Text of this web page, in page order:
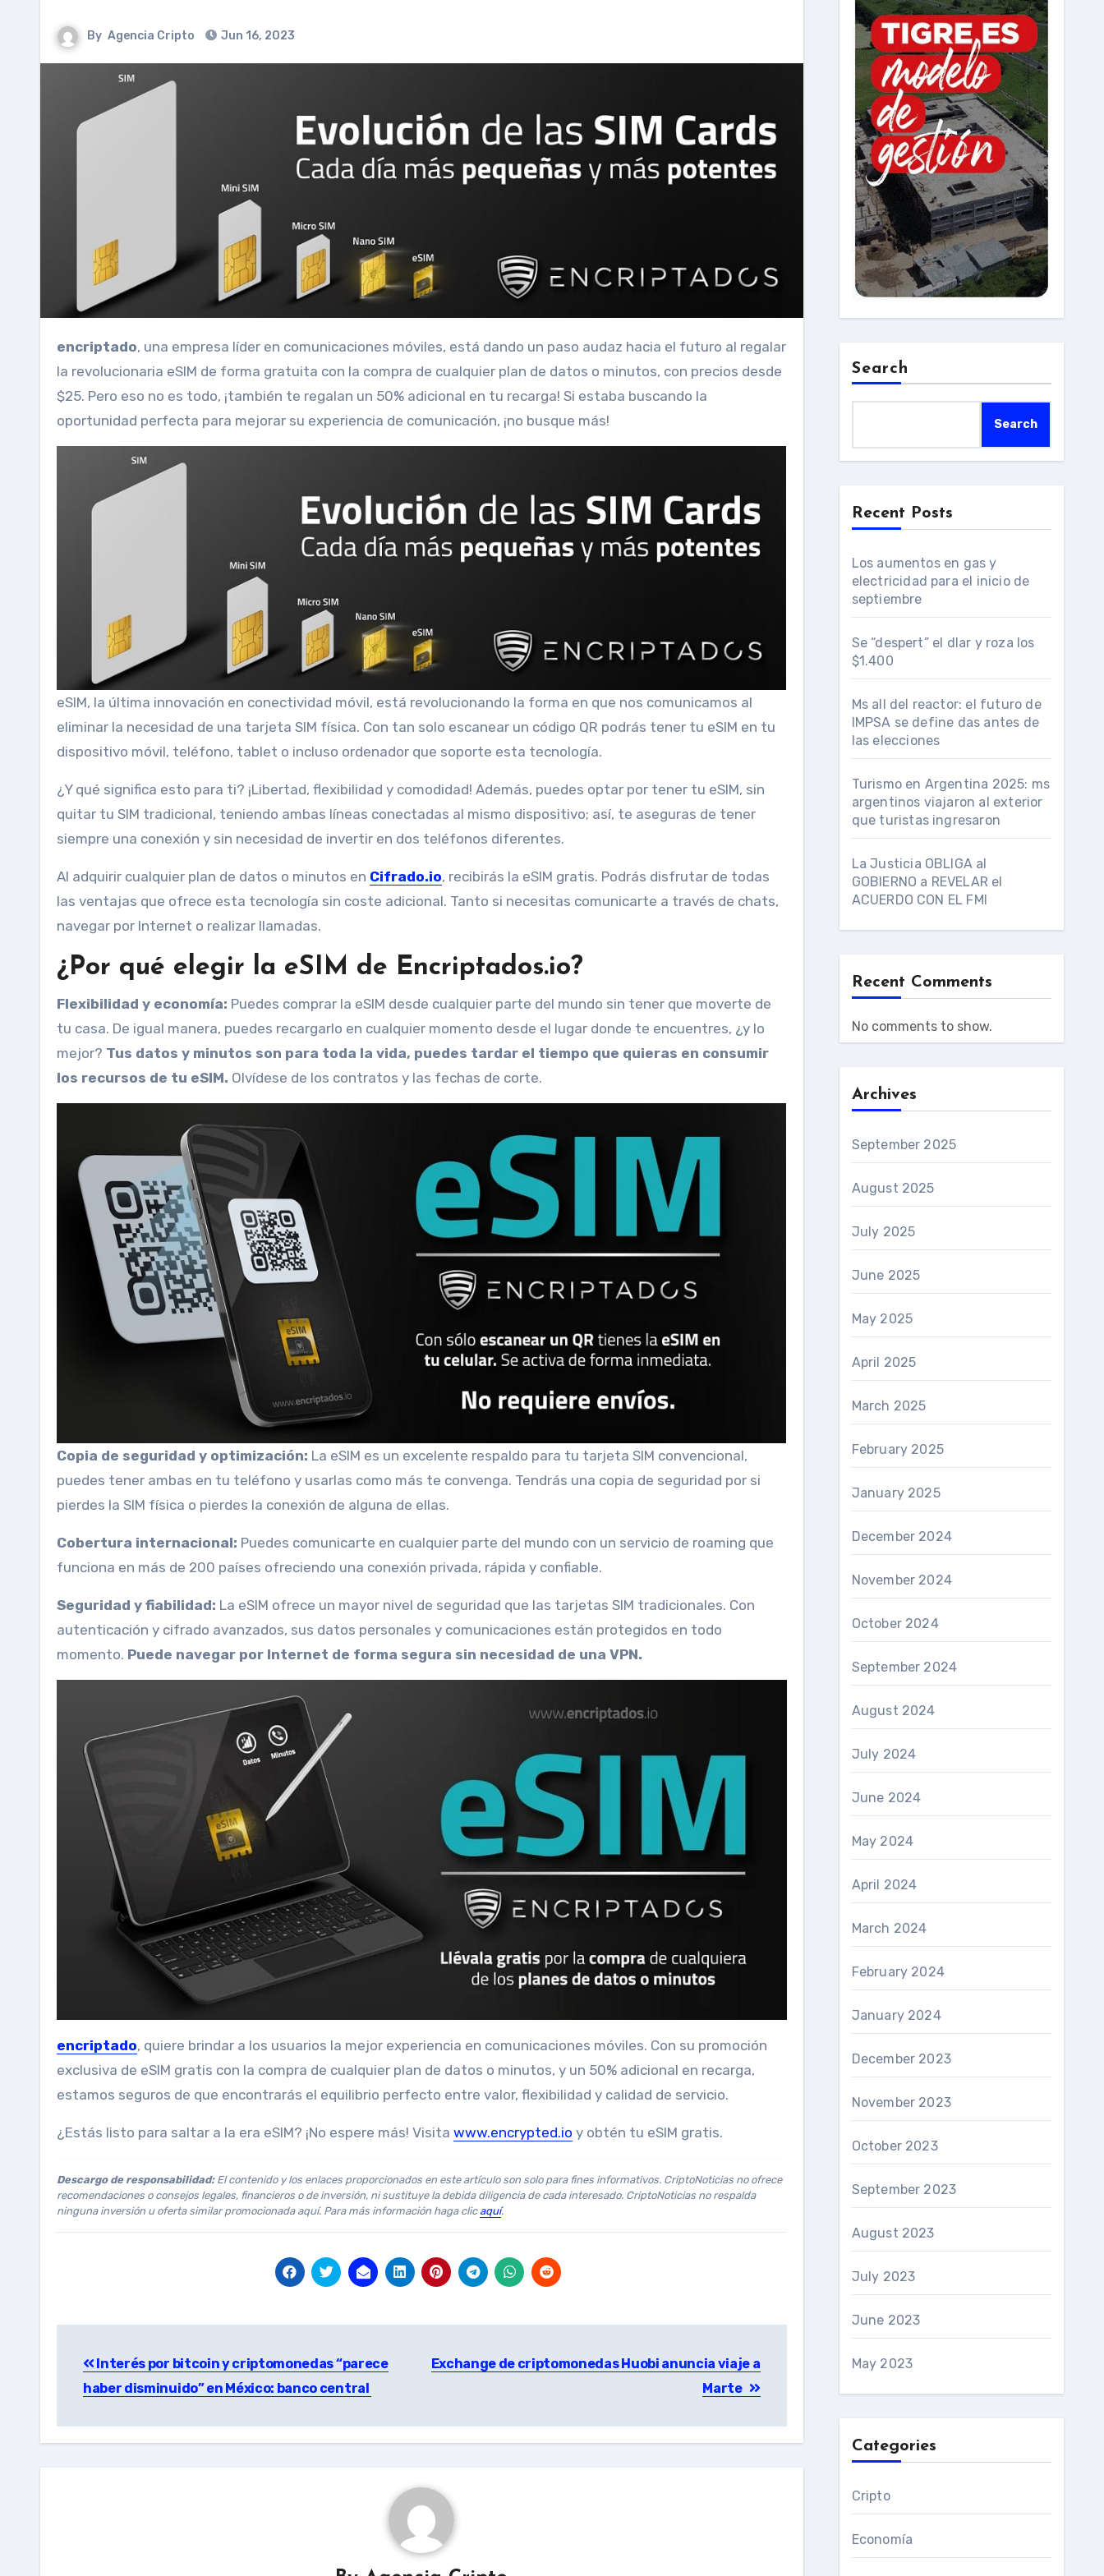
By Agencia Cripto Jun 16, 2023
encriptado, una empresa líder en comunicaciones móviles, está dando un paso audaz hacia el futuro al regalar
la revolucionaria eSIM de forma gratuita con la compra de cualquier plan de datos o minutos, con precios desde
$25. Pero eso no es todo, ¡también te regalan un 50% adicional en tu recarga! Si estaba buscando la
oportunidad perfecta para mejorar su experiencia de comunicación, ¡no busque más!
eSIM, la última innovación en conectividad móvil, está revolucionando la forma en que nos comunicamos al
eliminar la necesidad de una tarjeta SIM física. Con tan solo escanear un código QR podrás tener tu eSIM en tu
dispositivo móvil, teléfono, tablet o incluso ordenador que soporte esta tecnología.
¿Y qué significa esto para ti? ¡Libertad, flexibilidad y comodidad! Además, puedes optar por tener tu eSIM, sin
quitar tu SIM tradicional, teniendo ambas líneas conectadas al mismo dispositivo; así, te aseguras de tener
siempre una conexión y sin necesidad de invertir en dos teléfonos diferentes.
Al adquirir cualquier plan de datos o minutos en Cifrado.io, recibirás la eSIM gratis. Podrás disfrutar de todas
las ventajas que ofrece esta tecnología sin coste adicional. Tanto si necesitas comunicarte a través de chats,
navegar por Internet o realizar llamadas.
¿Por qué elegir la eSIM de Encriptados.io?
Flexibilidad y economía: Puedes comprar la eSIM desde cualquier parte del mundo sin tener que moverte de
tu casa. De igual manera, puedes recargarlo en cualquier momento desde el lugar donde te encuentres, ¿y lo
mejor? Tus datos y minutos son para toda la vida, puedes tardar el tiempo que quieras en consumir
los recursos de tu eSIM. Olvídese de los contratos y las fechas de corte.
Copia de seguridad y optimización: La eSIM es un excelente respaldo para tu tarjeta SIM convencional,
puedes tener ambas en tu teléfono y usarlas como más te convenga. Tendrás una copia de seguridad por si
pierdes la SIM física o pierdes la conexión de alguna de ellas.
Cobertura internacional: Puedes comunicarte en cualquier parte del mundo con un servicio de roaming que
funciona en más de 200 países ofreciendo una conexión privada, rápida y confiable.
Seguridad y fiabilidad: La eSIM ofrece un mayor nivel de seguridad que las tarjetas SIM tradicionales. Con
autenticación y cifrado avanzados, sus datos personales y comunicaciones están protegidos en todo
momento. Puede navegar por Internet de forma segura sin necesidad de una VPN.
encriptado, quiere brindar a los usuarios la mejor experiencia en comunicaciones móviles. Con su promoción
exclusiva de eSIM gratis con la compra de cualquier plan de datos o minutos, y un 50% adicional en recarga,
estamos seguros de que encontrarás el equilibrio perfecto entre valor, flexibilidad y calidad de servicio.
¿Estás listo para saltar a la era eSIM? ¡No espere más! Visita www.encrypted.io y obtén tu eSIM gratis.
Descargo de responsabilidad:El contenido y los enlaces proporcionados en este artículo son solo para fines informativos. CriptoNoticias no ofrece
recomendaciones o consejos legales, financieros o de inversión, ni sustituye la debida diligencia de cada interesado. CriptoNoticias no respalda
ninguna inversión u oferta similar promocionada aquí. Para más información haga clic aquí.
navigation
Interés por bitcoin y criptomonedas “parece
haber disminuido” en México: banco central
Exchange de criptomonedas Huobi anuncia viaje a
Marte
Search
Search
Recent Posts
Los aumentos en gas y
electricidad para el inicio de
septiembre
Se “despert” el dlar y roza los
$1.400
Ms all del reactor: el futuro de
IMPSA se define das antes de
las elecciones
Turismo en Argentina 2025: ms
argentinos viajaron al exterior
que turistas ingresaron
La Justicia OBLIGA al
GOBIERNO a REVELAR el
ACUERDO CON EL FMI
Recent Comments
No comments to show.
Archives
September 2025
August 2025
July 2025
June 2025
May 2025
April 2025
March 2025
February 2025
January 2025
December 2024
November 2024
October 2024
September 2024
August 2024
July 2024
June 2024
May 2024
April 2024
March 2024
February 2024
January 2024
December 2023
November 2023
October 2023
September 2023
August 2023
July 2023
June 2023
May 2023
Categories
Cripto
Economía